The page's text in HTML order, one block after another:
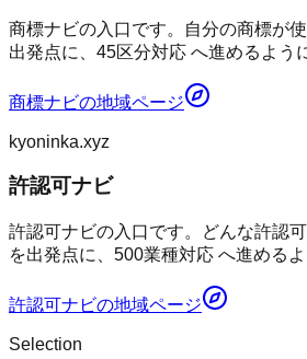
商標ナビの入口です。自分の商標が
出発点に、45区分対応 へ進めるよう
商標ナビの地域ページ
kyoninka.xyz
許認可ナビ
許認可ナビの入口です。どんな許認
を出発点に、500業種対応 へ進める
許認可ナビの地域ページ
Selection